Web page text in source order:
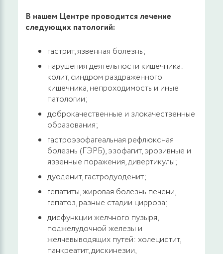
Прием (осмотр, консультация) врача-
гастроэнтеролога (гепатолога) повторный
2500 руб.
ЗАПИСАТЬСЯ
Прием (осмотр, консультация) врача-
колопроктолога первичный
2500 руб.
ЗАПИСАТЬСЯ
Прием (осмотр, консультация) врача-
колопроктолога повторный
2500 руб.
ЗАПИСАТЬСЯ
Прием (осмотр, консультация) врача-
колопроктолога первичный, доктора
В нашем Центре проводится лечение
следующих патологий:
гастрит, язвенная болезнь;
нарушения деятельности кишечника:
колит, синдром раздраженного
кишечника, непроходимость и иные
патологии;
доброкачественные и злокачественные
образования;
гастроэзофагеальная рефлюксная
болезнь (ГЭРБ), эзофагит, эрозивные и
язвенные поражения, дивертикулы;
дуоденит, гастродуоденит;
гепатиты, жировая болезнь печени,
гепатоз, разные стадии цирроза;
дисфункции желчного пузыря,
поджелудочной железы и
желчевыводящих путей: холецистит,
панкреатит, дискинезии,